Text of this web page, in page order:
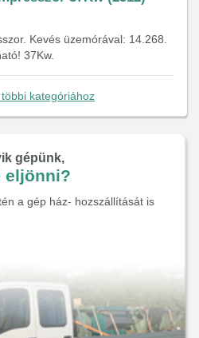
Kevés üzemórával: 14.268.
37Kw.
kategóriához
gépünk,
eljönni?
a gép ház- hozszállítását is